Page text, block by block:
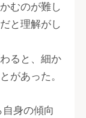
むのが難し
と理解がし
ると、細か
があった。
身の傾向